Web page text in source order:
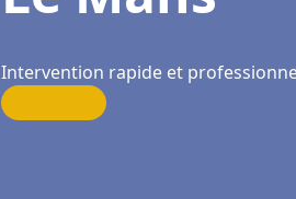
Intervention rapide et